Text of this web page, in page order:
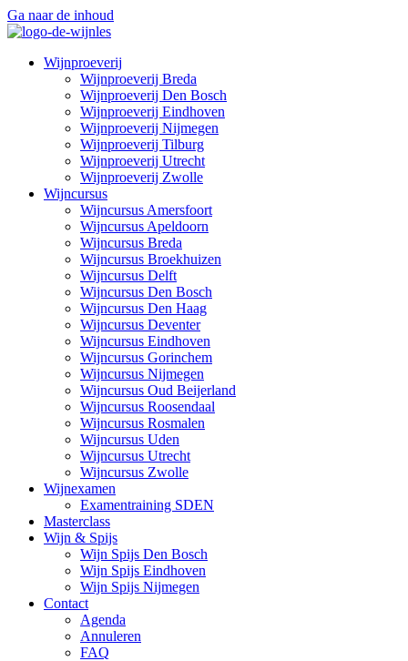
Ga naar de inhoud
Wijnproeverij
Wijnproeverij Breda
Wijnproeverij Den Bosch
Wijnproeverij Eindhoven
Wijnproeverij Nijmegen
Wijnproeverij Tilburg
Wijnproeverij Utrecht
Wijnproeverij Zwolle
Wijncursus
Wijncursus Amersfoort
Wijncursus Apeldoorn
Wijncursus Breda
Wijncursus Broekhuizen
Wijncursus Delft
Wijncursus Den Bosch
Wijncursus Den Haag
Wijncursus Deventer
Wijncursus Eindhoven
Wijncursus Gorinchem
Wijncursus Nijmegen
Wijncursus Oud Beijerland
Wijncursus Roosendaal
Wijncursus Rosmalen
Wijncursus Uden
Wijncursus Utrecht
Wijncursus Zwolle
Wijnexamen
Examentraining SDEN
Masterclass
Wijn & Spijs
Wijn Spijs Den Bosch
Wijn Spijs Eindhoven
Wijn Spijs Nijmegen
Contact
Agenda
Annuleren
FAQ